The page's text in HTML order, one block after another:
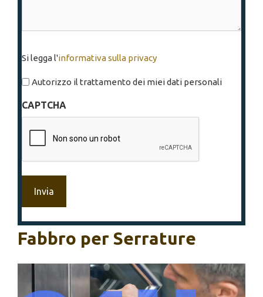
legga
l'informativa
privacy
Si legga l'informativa sulla privacy
Autorizzo il trattamento dei miei dati personali
CAPTCHA
Fabbro per Serrature